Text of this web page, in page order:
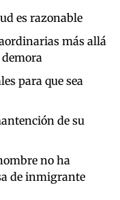
es razonable
más allá
para que sea
de su
no ha
de inmigrante